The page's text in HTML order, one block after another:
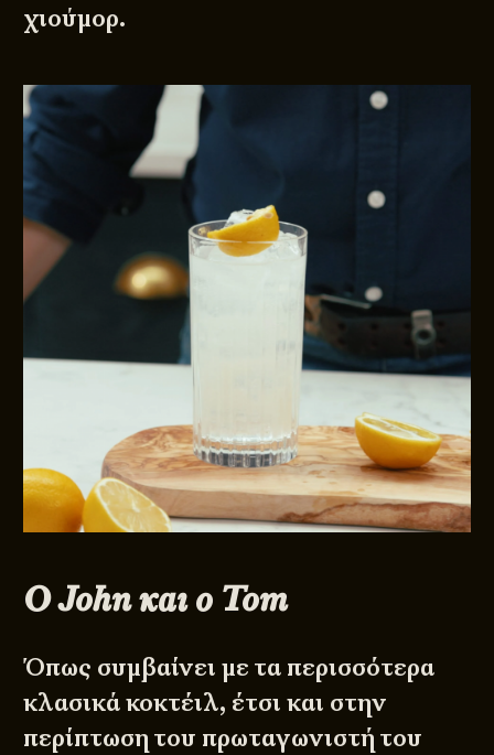
χιούμορ.
Ο John και ο Tom
Όπως συμβαίνει με τα περισσότερα
κλασικά κοκτέιλ, έτσι και στην
περίπτωση του πρωταγωνιστή του